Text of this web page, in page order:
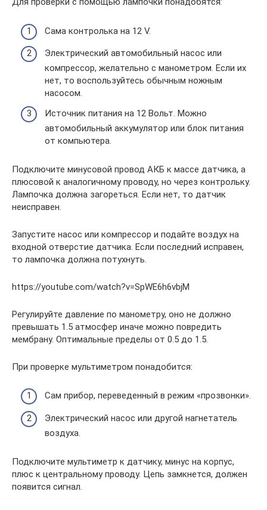
Сама контролька на 12 V.
Электрический автомобильный насос или
компрессор, желательно с манометром. Если их
нет, то воспользуйтесь обычным ножным
насосом.
Источник питания на 12 Вольт. Можно
автомобильный аккумулятор или блок питания
от компьютера.
Подключите минусовой провод АКБ к массе датчика, а
плюсовой к аналогичному проводу, но через контрольку.
Лампочка должна загореться. Если нет, то датчик
неисправен.
Запустите насос или компрессор и подайте воздух на
входной отверстие датчика. Если последний исправен,
то лампочка должна потухнуть.
https://youtube.com/watch?v=SpWE6h6vbjM
Регулируйте давление по манометру, оно не должно
превышать 1.5 атмосфер иначе можно повредить
мембрану. Оптимальные пределы от 0.5 до 1.5.
При проверке мультиметром понадобится:
Сам прибор, переведенный в режим «прозвонки».
Электрический насос или другой нагнетатель
воздуха.
Подключите мультиметр к датчику, минус на корпус,
плюс к центральному проводу. Цепь замкнется, должен
появится сигнал.